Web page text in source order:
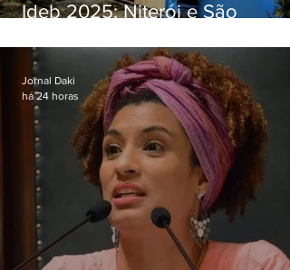
Ideb 2025: Niterói e São
distintos no ensino médio; veja
Jornal Daki
há 24 horas